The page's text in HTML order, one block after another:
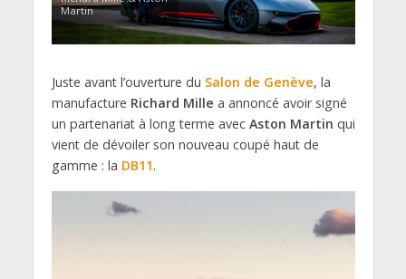
Martin
Juste avant l’ouverture du Salon de Genève, la
manufacture Richard Mille a annoncé avoir signé
un partenariat à long terme avec Aston Martin qui
vient de dévoiler son nouveau coupé haut de
gamme : la DB11.